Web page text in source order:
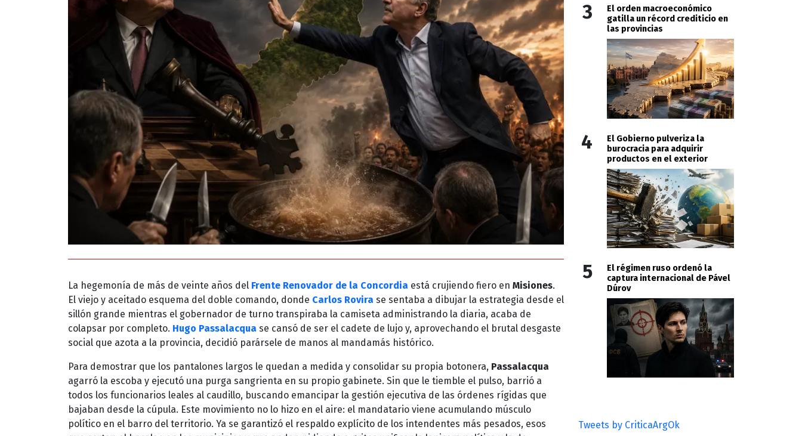
La hegemonía de más de veinte años del Frente Renovador de la Concordia está crujiendo fiero en Misiones.
El viejo y aceitado esquema del doble comando, donde Carlos Rovira se sentaba a dibujar la estrategia desde el
sillón grande mientras el gobernador de turno transpiraba la camiseta administrando la diaria, acaba de
colapsar por completo. Hugo Passalacqua se cansó de ser el cadete de lujo y, aprovechando el brutal desgaste
social que azota a la provincia, decidió parársele de manos al mandamás histórico.
Para demostrar que los pantalones largos le quedan a medida y consolidar su propia botonera, Passalacqua
agarró la escoba y ejecutó una purga sangrienta en su propio gabinete. Sin que le tiemble el pulso, barrió a
todos los funcionarios leales al caudillo, buscando emancipar la gestión ejecutiva de las órdenes rígidas que
bajaban desde la cúpula. Este movimiento no lo hizo en el aire: el mandatario viene acumulando músculo
político en el barro del territorio. Ya se garantizó el respaldo explícito de los intendentes más pesados, esos
3
El orden macroeconómico
gatilla un récord crediticio en
las provincias
4
El Gobierno pulveriza la
burocracia para adquirir
productos en el exterior
5
El régimen ruso ordenó la
captura internacional de Pável
Dúrov
Tweets by CriticaArgOk